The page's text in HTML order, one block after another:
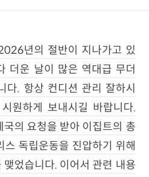
년의 절반이 지나가고 있
더운 날이 많은 역대급 무더
다. 항상 컨디션 관리 잘하시
원하게 보내시길 바랍니다.
의 요청을 받아 이집트의 총
스 독립운동을 진압하기 위해
었습니다. 이어서 관련 내용